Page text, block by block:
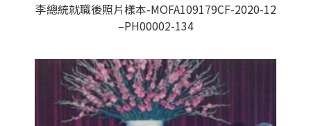
李總統就職後照片樣本-MOFA109179CF-2020-12
–PH00002-134